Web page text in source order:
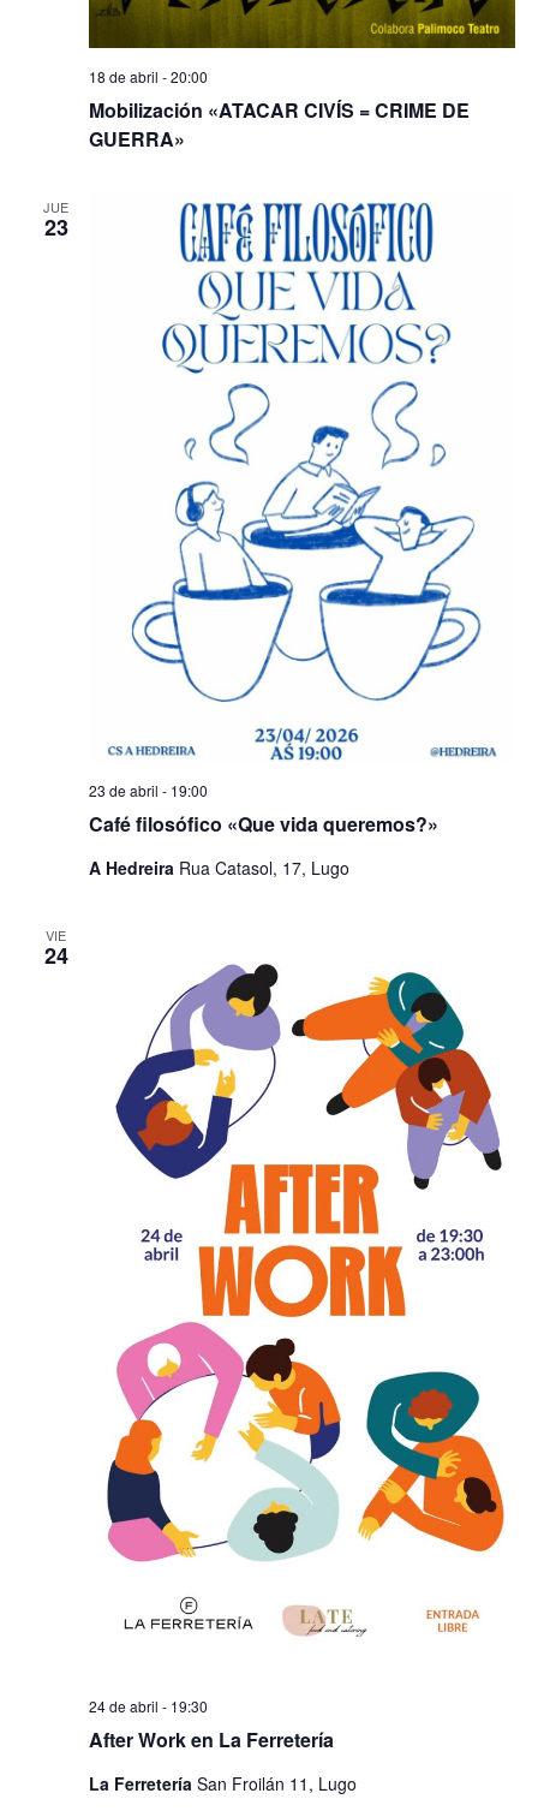
Mobilización «ATACAR CIVÍS = CRIME DE
GUERRA»
18 de abril - 20:00
JUE
23
Café filosófico «Que vida queremos?»
23 de abril - 19:00
A Hedreira Rua Catasol, 17, Lugo
VIE
24
After Work en La Ferretería
24 de abril - 19:30
La Ferretería San Froilán 11, Lugo